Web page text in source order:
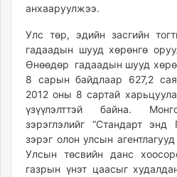
tac.mn
unread.today
анхааруулжээ.
Улс төр, эдийн засгийн
гадаадын шууд хөрөнгө
Өнөөдөр гадаадын шууд
8 сарын байдлаар 627,2
2012 оны 8 сартай
үзүүлэлттэй байна.
зэрэглэлийг “Стандарт энд
зэрэг олон улсын
Улсын төсвийн данс
газрын үнэт цаасыг